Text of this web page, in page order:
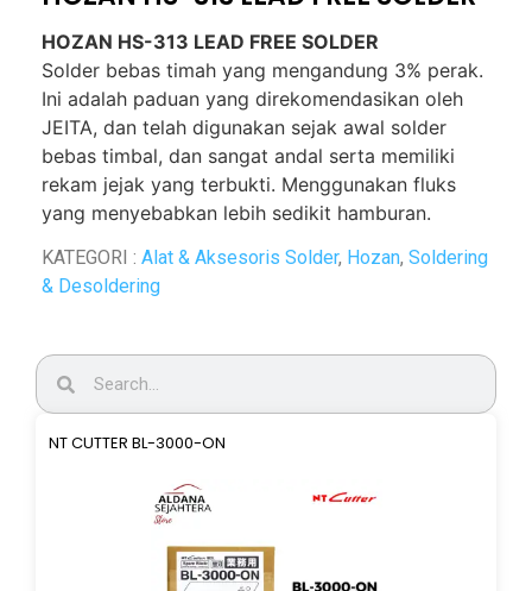
HOZAN HS-313 LEAD FREE SOLDER
Solder bebas timah yang mengandung 3% perak.
Ini adalah paduan yang direkomendasikan oleh
JEITA, dan telah digunakan sejak awal solder
bebas timbal, dan sangat andal serta memiliki
rekam jejak yang terbukti. Menggunakan fluks
yang menyebabkan lebih sedikit hamburan.
KATEGORI : Alat & Aksesoris Solder, Hozan, Soldering
& Desoldering
NT CUTTER BL-3000-ON